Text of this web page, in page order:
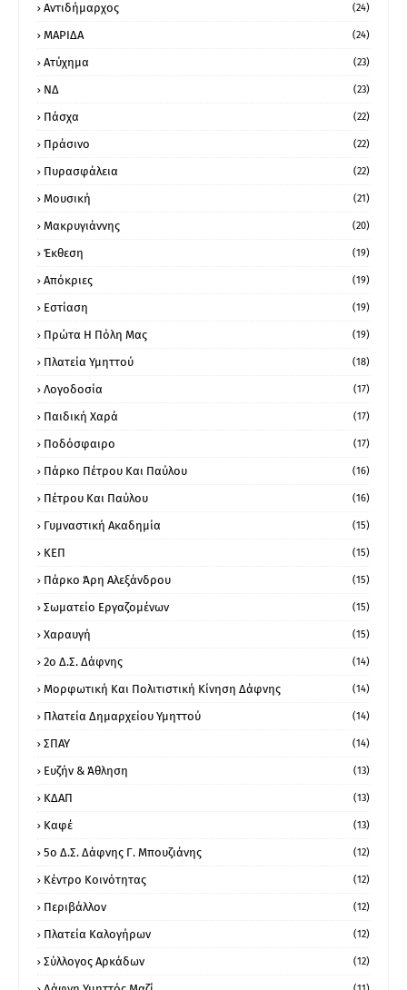
Αντιδήμαρχος (24)
ΜΑΡΙΔΑ (24)
Ατύχημα (23)
ΝΔ (23)
Πάσχα (22)
Πράσινο (22)
Πυρασφάλεια (22)
Μουσική (21)
Μακρυγιάννης (20)
Έκθεση (19)
Απόκριες (19)
Εστίαση (19)
Πρώτα Η Πόλη Μας (19)
Πλατεία Υμηττού (18)
Λογοδοσία (17)
Παιδική Χαρά (17)
Ποδόσφαιρο (17)
Πάρκο Πέτρου Και Παύλου (16)
Πέτρου Και Παύλου (16)
Γυμναστική Ακαδημία (15)
ΚΕΠ (15)
Πάρκο Άρη Αλεξάνδρου (15)
Σωματείο Εργαζομένων (15)
Χαραυγή (15)
2ο Δ.Σ. Δάφνης (14)
Μορφωτική Και Πολιτιστική Κίνηση Δάφνης (14)
Πλατεία Δημαρχείου Υμηττού (14)
ΣΠΑΥ (14)
Ευζήν & Άθληση (13)
ΚΔΑΠ (13)
Καφέ (13)
5ο Δ.Σ. Δάφνης Γ. Μπουζιάνης (12)
Κέντρο Κοινότητας (12)
Περιβάλλον (12)
Πλατεία Καλογήρων (12)
Σύλλογος Αρκάδων (12)